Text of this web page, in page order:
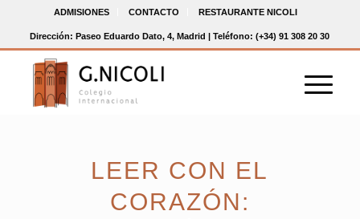
ADMISIONES CONTACTO RESTAURANTE NICOLI
Dirección: Paseo Eduardo Dato, 4, Madrid | Teléfono: (+34) 91 308 20 30
LEER CON EL
CORAZÓN: